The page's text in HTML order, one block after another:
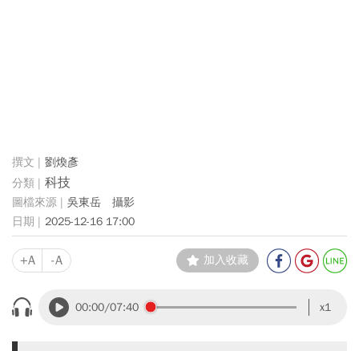
劉煥彥
科技
吳東岳 攝影
2025-12-16 17:00
+A -A 加入收藏
00:00/07:40 x1